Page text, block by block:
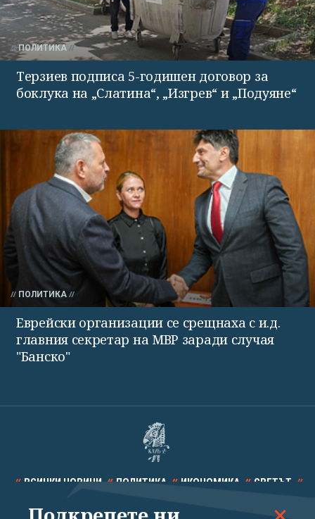
ПОЛИТИКА
Терзиев подписа 5-годишен договор за
боклука на „Слатина“, „Изгрев“ и „Подуяне“
ПОЛИТИКА
Еврейски организации се срещнаха с и.д.
главния секретар на МВР заради случая
"Банско"
ВСИЧКИ НОВИНИ ПОЛИТИКА ИКОНОМИКА СВЕТЪТ
СПОРТ КУЛТУРА ТЕХНОЛОГИИ КАЛЕЙДОСКОП